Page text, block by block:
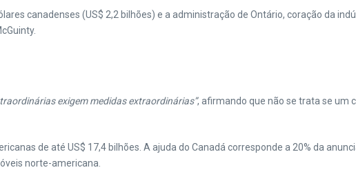
canadenses (US$ 2,2 bilhões) e a administração de Ontário, coração da
exigem medidas extraordinárias”, afirmando que não se trata se um
de até US$ 17,4 bilhões. A ajuda do Canadá corresponde a 20% da
norte-americana.